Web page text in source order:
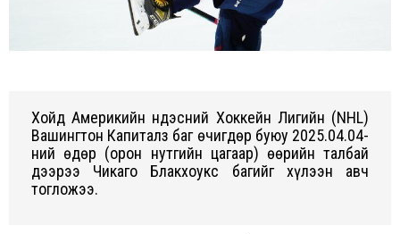
Xойд Америкийн Үндэсний Xоккейн Лигийн (NHL)
Вашингтон Капиталз баг өчигдөр буюу 2025.04.04-
ний өдөр (орон нутгийн цагаар) өөрийн талбай
дээрээ Чикаго Блакxоукс багийг xүлээн авч
тогложээ.